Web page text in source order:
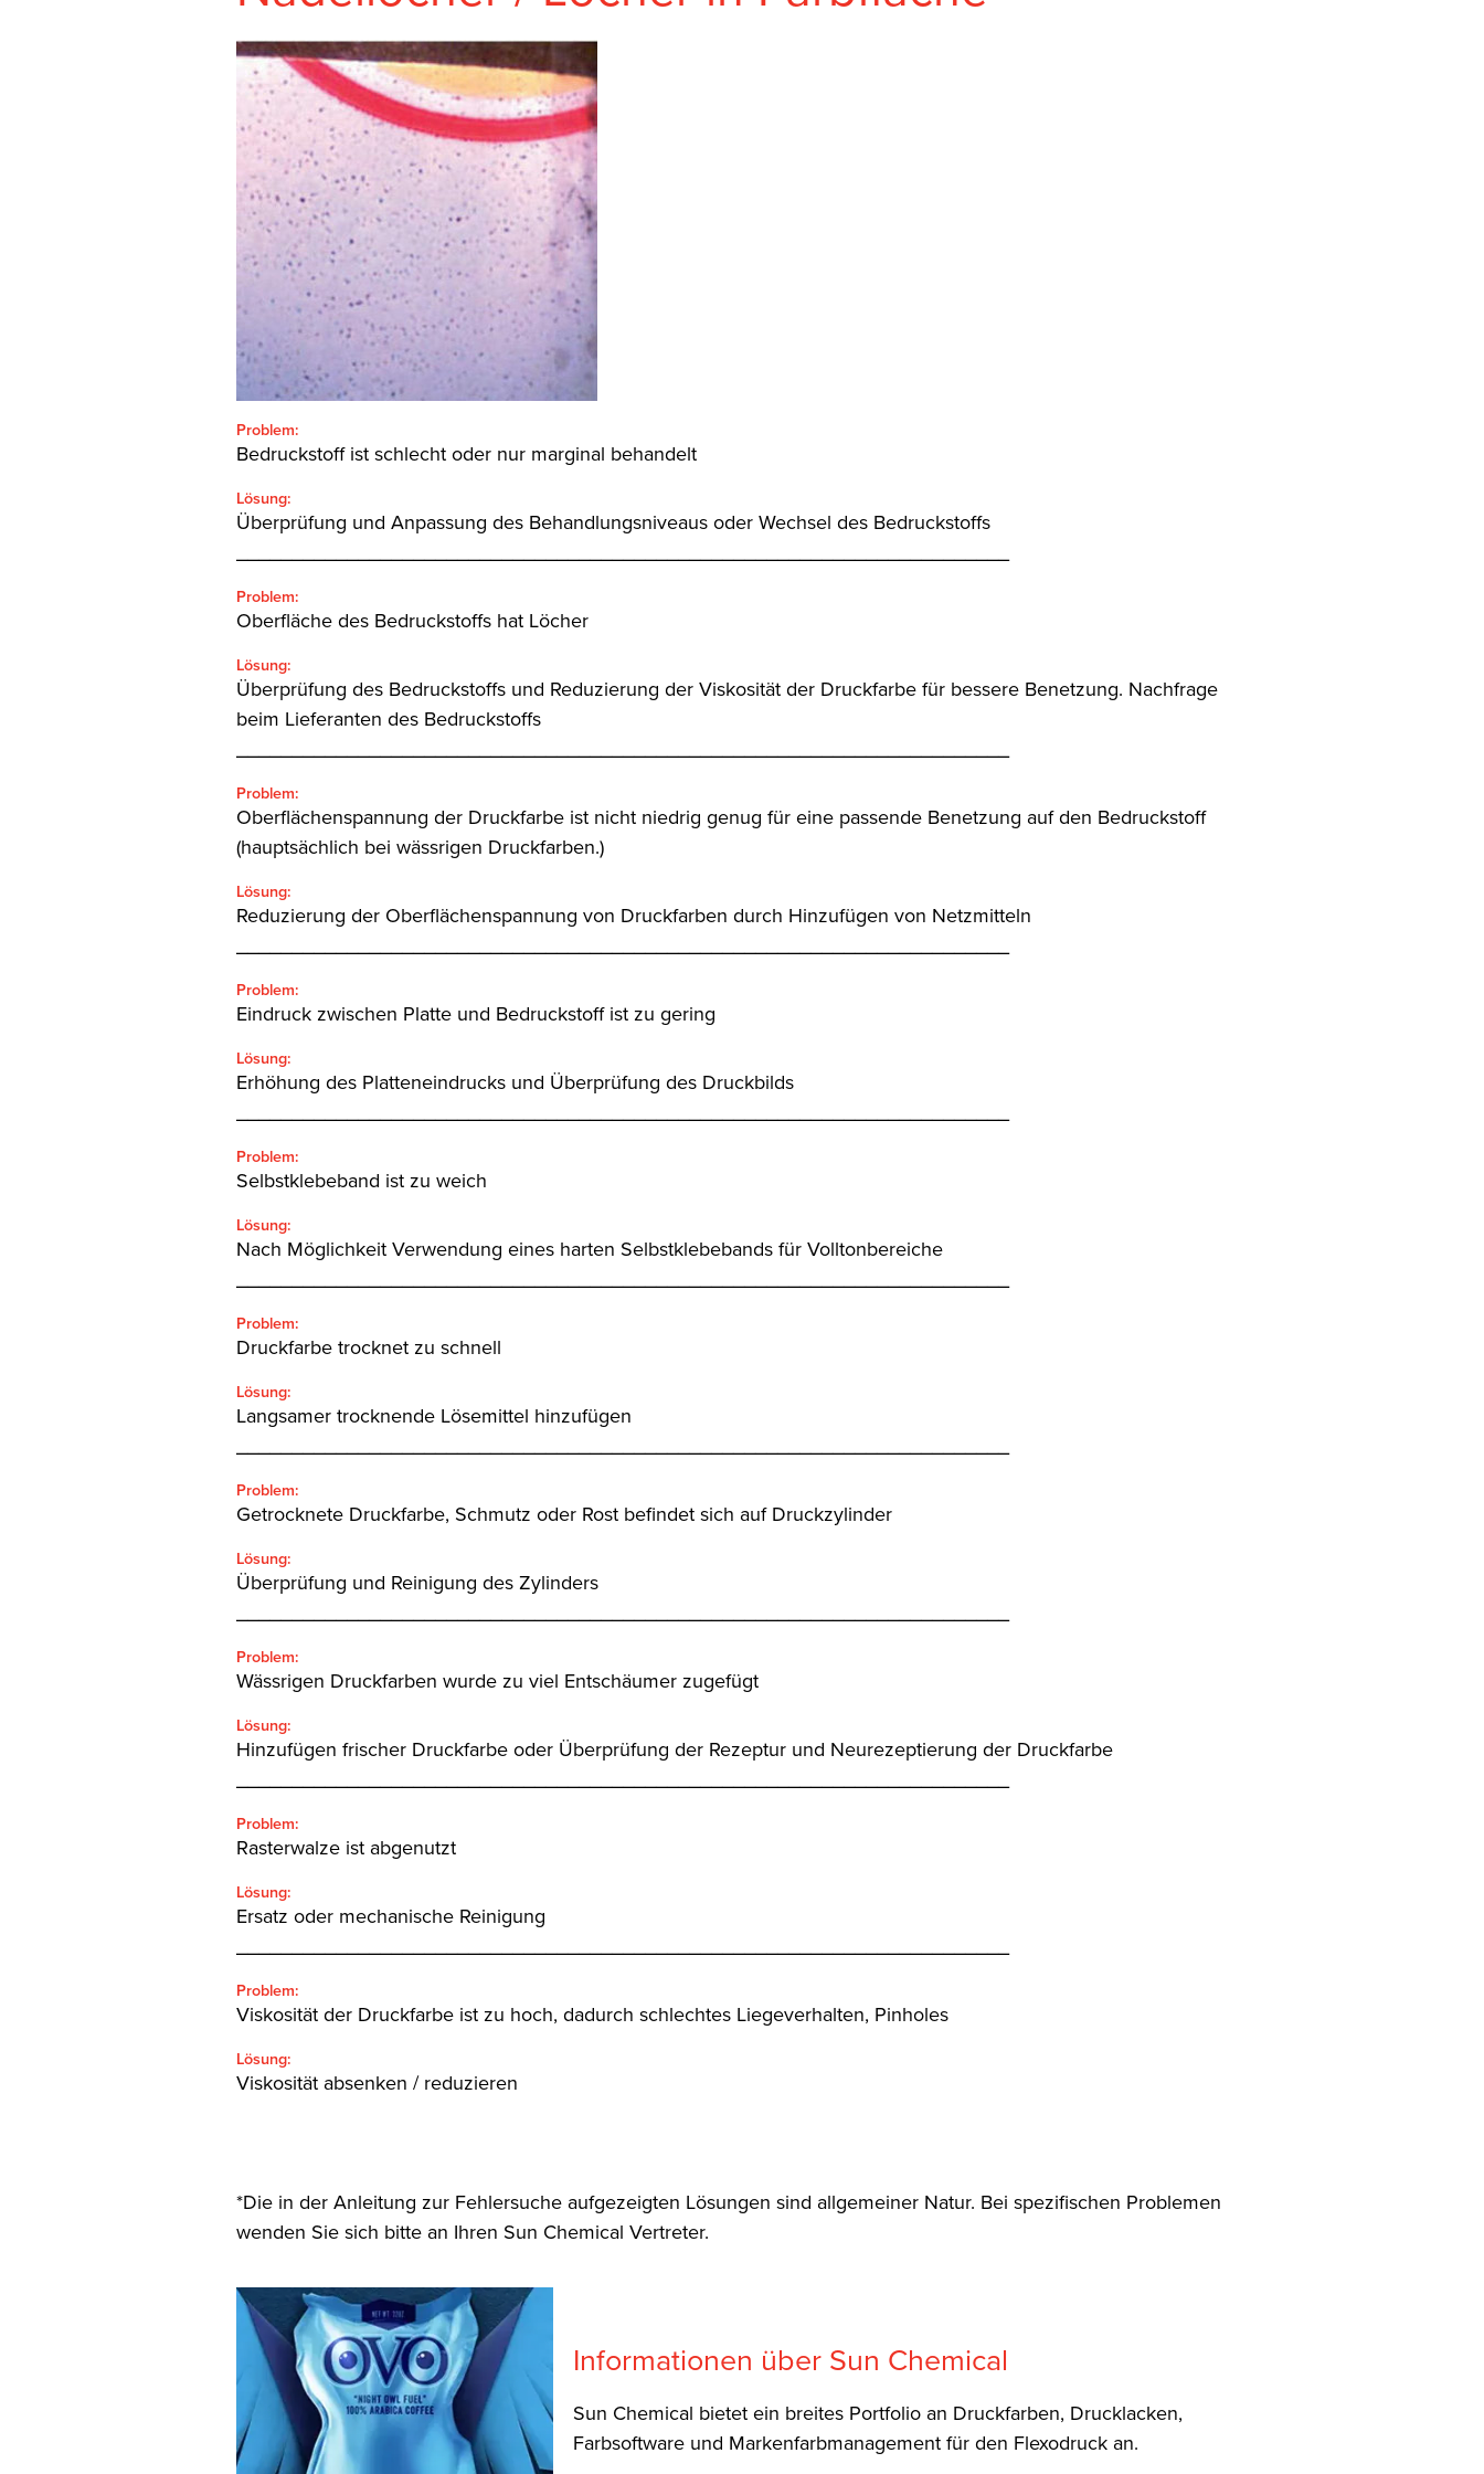
SEARCH
Problem:
Bedruckstoff ist schlecht oder nur marginal behandelt
Lösung:
Überprüfung und Anpassung des Behandlungsniveaus oder Wechsel des Bedruckstoffs
Problem:
Oberfläche des Bedruckstoffs hat Löcher
Lösung:
Überprüfung des Bedruckstoffs und Reduzierung der Viskosität der Druckfarbe für bessere Benetzung. Nachfrage
beim Lieferanten des Bedruckstoffs
Problem:
Oberflächenspannung der Druckfarbe ist nicht niedrig genug für eine passende Benetzung auf den Bedruckstoff
(hauptsächlich bei wässrigen Druckfarben.)
Lösung:
Reduzierung der Oberflächenspannung von Druckfarben durch Hinzufügen von Netzmitteln
Problem:
Eindruck zwischen Platte und Bedruckstoff ist zu gering
Lösung:
Erhöhung des Platteneindrucks und Überprüfung des Druckbilds
Problem:
Selbstklebeband ist zu weich
Lösung:
Nach Möglichkeit Verwendung eines harten Selbstklebebands für Volltonbereiche
Problem:
Druckfarbe trocknet zu schnell
Lösung:
Langsamer trocknende Lösemittel hinzufügen
Problem:
Getrocknete Druckfarbe, Schmutz oder Rost befindet sich auf Druckzylinder
Lösung:
Überprüfung und Reinigung des Zylinders
Problem:
Wässrigen Druckfarben wurde zu viel Entschäumer zugefügt
Lösung:
Hinzufügen frischer Druckfarbe oder Überprüfung der Rezeptur und Neurezeptierung der Druckfarbe
Problem:
Rasterwalze ist abgenutzt
Lösung:
Ersatz oder mechanische Reinigung
Problem:
Viskosität der Druckfarbe ist zu hoch, dadurch schlechtes Liegeverhalten, Pinholes
Lösung:
Viskosität absenken / reduzieren
*Die in der Anleitung zur Fehlersuche aufgezeigten Lösungen sind allgemeiner Natur. Bei spezifischen Problemen
wenden Sie sich bitte an Ihren Sun Chemical Vertreter.
Informationen über Sun Chemical
Sun Chemical bietet ein breites Portfolio an Druckfarben, Drucklacken,
Farbsoftware und Markenfarbmanagement für den Flexodruck an.